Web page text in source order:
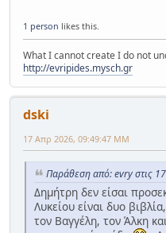
1 person likes this.
What I cannot create I do not
http://evripides.mysch.gr
dski
17 Απρ 2026, 09:49:47 ΜΜ
Παράθεση από: evry στις
Δημήτρη δεν είσαι
Λυκείου είναι δυο
τον Βαγγέλη, τον Άλκη